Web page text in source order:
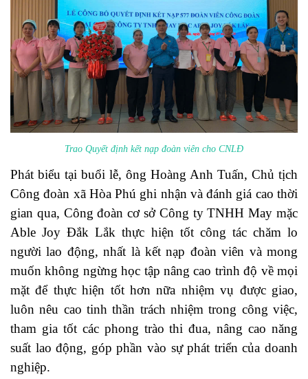
Trao Quyết định kết nạp đoàn viên cho CNLĐ
Phát biểu tại buổi lễ, ông Hoàng Anh Tuấn, Chủ tịch
Công đoàn xã Hòa Phú ghi nhận và đánh giá cao thời
gian qua, Công đoàn cơ sở Công ty TNHH May mặc
Able Joy Đắk Lắk thực hiện tốt công tác chăm lo
người lao động, nhất là kết nạp đoàn viên và mong
muốn không ngừng học tập nâng cao trình độ về mọi
mặt để thực hiện tốt hơn nữa nhiệm vụ được giao,
luôn nêu cao tinh thần trách nhiệm trong công việc,
tham gia tốt các phong trào thi đua, nâng cao năng
suất lao động, góp phần vào sự phát triển của doanh
nghiệp.